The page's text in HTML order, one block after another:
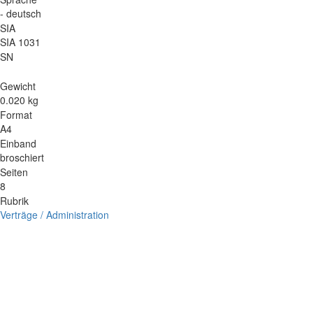
- deutsch
SIA
SIA 1031
SN
Gewicht
0.020 kg
Format
A4
Einband
broschiert
Seiten
8
Rubrik
Verträge / Administration